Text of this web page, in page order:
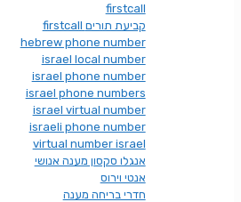
firstcall
firstcall קביעת תורים
hebrew phone number
israel local number
israel phone number
israel phone numbers
israel virtual number
israeli phone number
virtual number israel
אנגלו סקסון מענה אנושי
אנטי וירוס
חדרי בריחה מענה